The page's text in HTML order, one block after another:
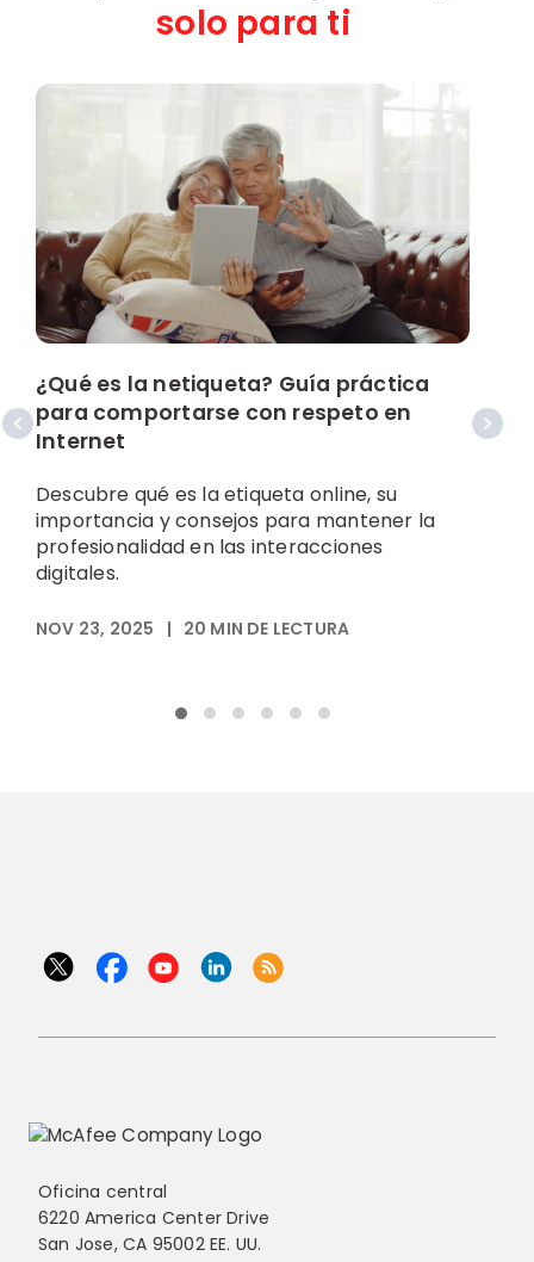
solo para ti
¿Qué es la netiqueta? Guía práctica
para comportarse con respeto en
Internet
Descubre qué es la etiqueta online, su
importancia y consejos para mantener la
profesionalidad en las interacciones
digitales.
NOV 23, 2025 | 20 MIN DE LECTURA
Oficina central
6220 America Center Drive
San Jose, CA 95002 EE. UU.